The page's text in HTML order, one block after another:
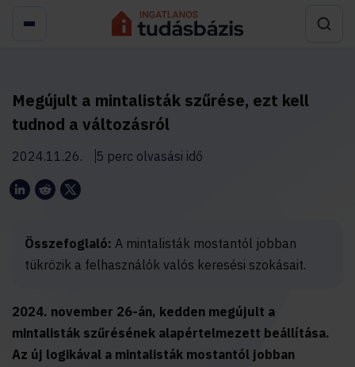
Megújult a mintalisták szűrése, ezt kell
tudnod a változásról
2024.11.26. 5 perc olvasási idő
Összefoglaló: A mintalisták mostantól jobban
tükrözik a felhasználók valós keresési szokásait.
2024. november 26-án, kedden megújult a
mintalisták szűrésének alapértelmezett beállítása.
Az új logikával a mintalisták mostantól jobban